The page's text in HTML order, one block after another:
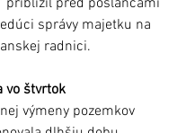
priblížil pred poslancami
správy majetku na
radnici.
vo štvrtok
výmeny pozemkov